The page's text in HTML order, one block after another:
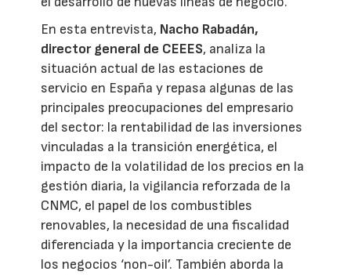
En esta entrevista, Nacho Rabadán,
director general de CEEES, analiza la
situación actual de las estaciones de
servicio en España y repasa algunas de las
principales preocupaciones del empresario
del sector: la rentabilidad de las inversiones
vinculadas a la transición energética, el
impacto de la volatilidad de los precios en la
gestión diaria, la vigilancia reforzada de la
CNMC, el papel de los combustibles
renovables, la necesidad de una fiscalidad
diferenciada y la importancia creciente de
los negocios ‘non-oil’. También aborda la